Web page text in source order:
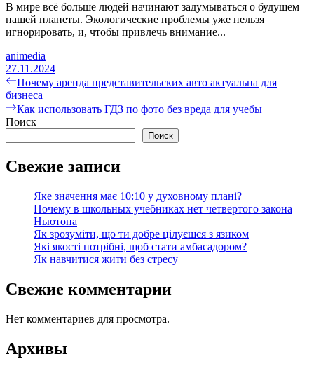
В мире всё больше людей начинают задумываться о будущем
нашей планеты. Экологические проблемы уже нельзя
игнорировать, и, чтобы привлечь внимание...
animedia
27.11.2024
Навигация
по
записям
Предыдущая
запись:
Почему аренда представительских авто актуальна для
бизнеса
Следующая
запись:
Как использовать ГДЗ по фото без вреда для учебы
Поиск
Поиск
Свежие записи
Яке значення має 10:10 у духовному плані?
Почему в школьных учебниках нет четвертого закона
Ньютона
Як зрозуміти, що ти добре цілуєшся з язиком
Які якості потрібні, щоб стати амбасадором?
Як навчитися жити без стресу
Свежие комментарии
Нет комментариев для просмотра.
Архивы